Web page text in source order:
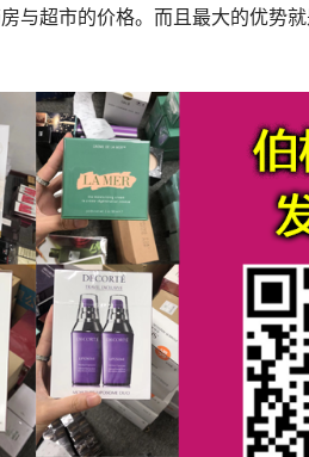
与超市的价格。而且最大的优势